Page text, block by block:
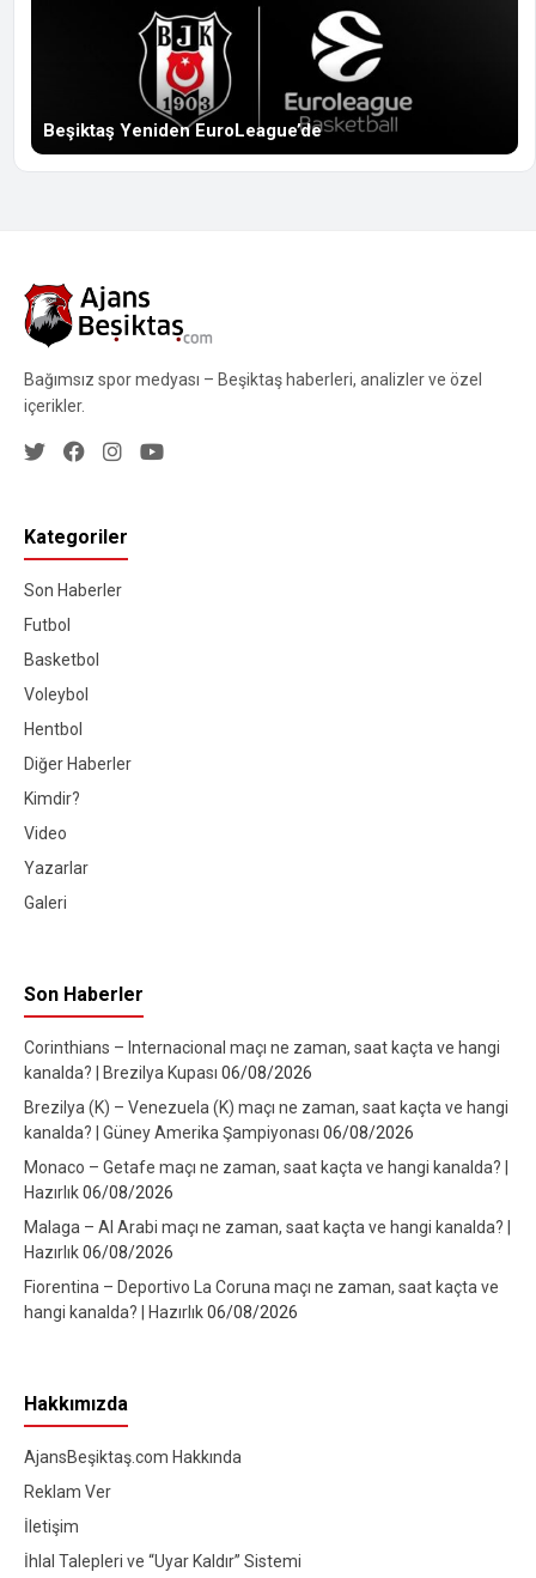
Beşiktaş Yeniden EuroLeague’de
Bağımsız spor medyası – Beşiktaş haberleri, analizler ve özel
içerikler.
Kategoriler
Son Haberler
Futbol
Basketbol
Voleybol
Hentbol
Diğer Haberler
Kimdir?
Video
Yazarlar
Galeri
Son Haberler
Corinthians – Internacional maçı ne zaman, saat kaçta ve hangi
kanalda? | Brezilya Kupası 06/08/2026
Brezilya (K) – Venezuela (K) maçı ne zaman, saat kaçta ve hangi
kanalda? | Güney Amerika Şampiyonası 06/08/2026
Monaco – Getafe maçı ne zaman, saat kaçta ve hangi kanalda? |
Hazırlık06/08/2026
Malaga – Al Arabi maçı ne zaman, saat kaçta ve hangi kanalda? |
Hazırlık06/08/2026
Fiorentina – Deportivo La Coruna maçı ne zaman, saat kaçta ve
hangi kanalda? | Hazırlık06/08/2026
Hakkımızda
AjansBeşiktaş.com Hakkında
Reklam Ver
İletişim
İhlal Talepleri ve “Uyar Kaldır” Sistemi